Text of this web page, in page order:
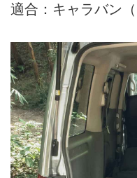
適合：キャラバン